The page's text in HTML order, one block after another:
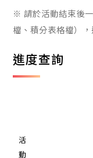
※ 請於活動結束後
檔、積分表格檔），
進度查詢
活
動